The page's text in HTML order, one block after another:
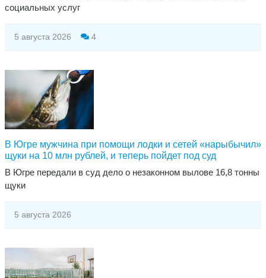
социальных услуг
5 августа 2026 4
В Югре мужчина при помощи лодки и сетей «нарыбычил»
щуки на 10 млн рублей, и теперь пойдет под суд
В Югре передали в суд дело о незаконном вылове 16,8 тонны
щуки
5 августа 2026